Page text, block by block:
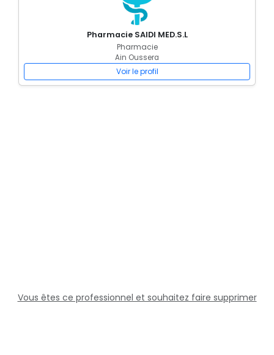
Pharmacie SAIDI MED.S.L
Pharmacie
Ain Oussera
Voir le profil
Vous êtes ce professionnel et souhaitez faire supprimer